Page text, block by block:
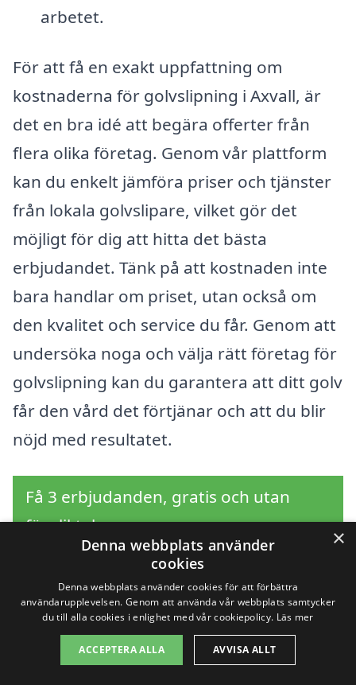
arbetet.
För att få en exakt uppfattning om
kostnaderna för golvslipning i Axvall, är
det en bra idé att begära offerter från
flera olika företag. Genom vår plattform
kan du enkelt jämföra priser och tjänster
från lokala golvslipare, vilket gör det
möjligt för dig att hitta det bästa
erbjudandet. Tänk på att kostnaden inte
bara handlar om priset, utan också om
den kvalitet och service du får. Genom att
undersöka noga och välja rätt företag för
golvslipning kan du garantera att ditt golv
får den vård det förtjänar och att du blir
nöjd med resultatet.
Få 3 erbjudanden, gratis och utan
förpliktelser
Sök efter en
professionell för
×
Denna webbplats använder
cookies
Denna webbplats använder cookies för att förbättra
användarupplevelsen. Genom att använda vår webbplats samtycker
du till alla cookies i enlighet med vår cookiepolicy. Läs mer
ACCEPTERA ALLA AVVISA ALLT